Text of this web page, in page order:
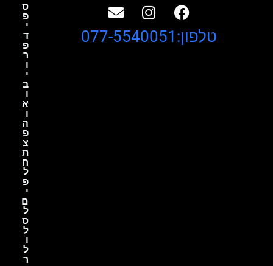
ס
פ
י
ד
פ
ר
ו
י
ב
ו
א
ו
ה
פ
צ
ת
ח
ל
פ
י
ם
ל
ס
ל
ו
ל
ר
טלפון:077-5540051